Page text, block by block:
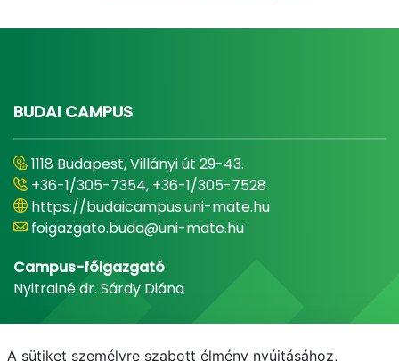
BUDAI CAMPUS
1118 Budapest, Villányi út 29-43.
+36-1/305-7354, +36-1/305-7528
https://budaicampus.uni-mate.hu
foigazgato.buda@uni-mate.hu
Campus-főigazgató
Nyitrainé dr. Sárdy Diána
A sütiket személyre szabott élmény nyújtásához,